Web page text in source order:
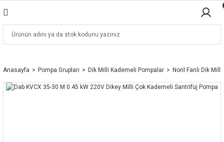
Anasayfa Pompa Grupları Dik Milli Kademeli Pompalar Noril Fanlı Dik